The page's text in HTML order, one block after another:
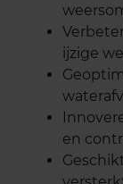
ijzige
en